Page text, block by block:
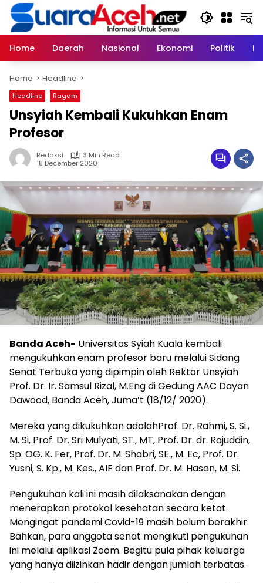
Skip
content
Home
Daerah Nasional Ekonomi Politik
Home Headline
Headline Ragam
Unsyiah Kembali Kukuhkan Enam
Profesor
Redaksi
3 Min Read
18 December 2020
Banda Aceh- Universitas Syiah Kuala kembali
mengukuhkan enam profesor baru melalui Sidang
Senat Terbuka yang dipimpin oleh Rektor Unsyiah
Prof. Dr. Ir. Samsul Rizal, M.Eng di Gedung AAC Dayan
Dawood, Banda Aceh, Juma’t (18/12/ 2020).
Mereka yang dikukuhkan adalahProf. Dr. Rahmi, S. Si.,
M. Si, Prof. Dr. Sri Mulyati, ST., MT, Prof. Dr. dr. Rajuddin,
Sp. OG. K. Fer, Prof. Dr. M. Shabri, SE., M. Ec, Prof. Dr.
Yusni, S. Kp., M. Kes., AIF dan Prof. Dr. M. Hasan, M. Si.
Pengukuhan kali ini masih dilaksanakan dengan
menerapkan protokol kesehatan secara ketat.
Mengingat pandemi Covid-19 masih belum berakhir.
Bahkan, para anggota senat mengikuti pengukuhan
ini melalui aplikasi Zoom. Begitu pula pihak keluarga
yang hanya diizinkan hadir dengan jumlah terbatas.